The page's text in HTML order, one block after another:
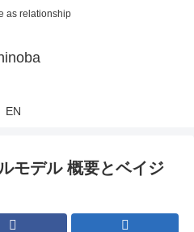
as relationship
EN
モデル 概要とベイジ